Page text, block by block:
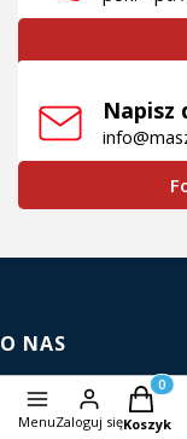
Napisz
Linki w stopce
O NAS
Kontakt i dane firmy
MenuZaloguj sięKoszyk